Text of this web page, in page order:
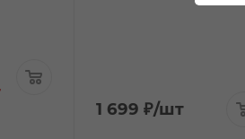
1 699 ₽/шт